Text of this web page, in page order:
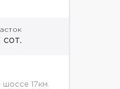
сот.
17км.